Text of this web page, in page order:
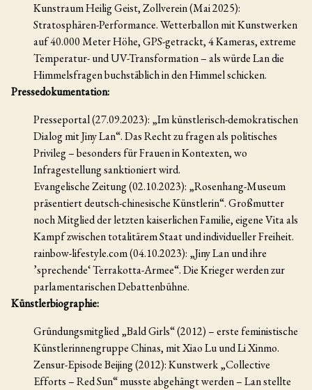
Kunstraum Heilig Geist, Zollverein (Mai 2025):
Stratosphären-Performance. Wetterballon mit Kunstwerken
auf 40.000 Meter Höhe, GPS-getrackt, 4 Kameras, extreme
Temperatur- und UV-Transformation – als würde Lan die
Himmelsfragen buchstäblich in den Himmel schicken.
Pressedokumentation:
Presseportal (27.09.2023): „Im künstlerisch-demokratischen
Dialog mit Jiny Lan“. Das Recht zu fragen als politisches
Privileg – besonders für Frauen in Kontexten, wo
Infragestellung sanktioniert wird.
Evangelische Zeitung (02.10.2023): „Rosenhang-Museum
präsentiert deutsch-chinesische Künstlerin“. Großmutter
noch Mitglied der letzten kaiserlichen Familie, eigene Vita als
Kampf zwischen totalitärem Staat und individueller Freiheit.
rainbow-lifestyle.com (04.10.2023): „Jiny Lan und ihre
’sprechende‘ Terrakotta-Armee“. Die Krieger werden zur
parlamentarischen Debattenbühne.
Künstlerbiographie:
Gründungsmitglied „Bald Girls“ (2012) – erste feministische
Künstlerinnengruppe Chinas, mit Xiao Lu und Li Xinmo.
Zensur-Episode Beijing (2012): Kunstwerk „Collective
Efforts – Red Sun“ musste abgehängt werden – Lan stellte